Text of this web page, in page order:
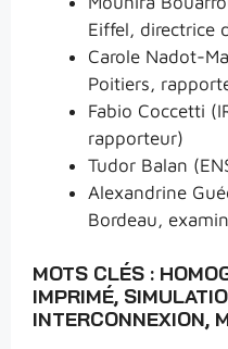
Eiffel, directrice
Carole Nadot-
Poitiers,
Fabio Coccetti
rapporteur)
Tudor Balan
Alexandrine
Bordeau,
MOTS CLÉS :
IMPRIMÉ,
INTERCONNEXION,